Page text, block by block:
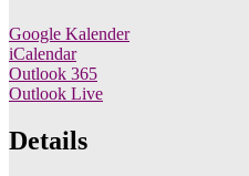
Google Kalender
iCalendar
Outlook 365
Outlook Live
Details